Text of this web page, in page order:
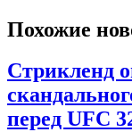
Похожие
Стрикленд
перед UFC